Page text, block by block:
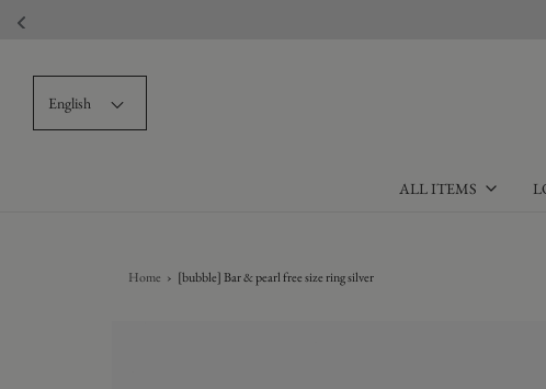
English
ALL ITEMS
Home › [bubble] Bar & pearl free size ring silver